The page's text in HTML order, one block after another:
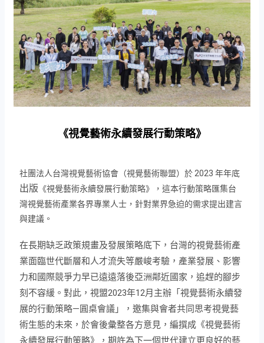
《視覺藝術永續發展行動策略》
社團法人台灣視覺藝術協會（視覺藝術聯盟）於 2023 年年底
出版 《視覺藝術永續發展行動策略》，這本行動策略匯集台
灣視覺藝術產業各界專業人士，針對業界急迫的需求提出建言
與建議。
在長期缺乏政策規畫及發展策略底下，台灣的視覺藝術產
業面臨世代斷層和人才流失等嚴峻考驗，產業發展、影響
力和國際競爭力早已遠遠落後亞洲鄰近國家，追趕的腳步
刻不容緩。對此，視盟2023年12月主辦「視覺藝術永續發
展的行動策略—圓桌會議」，邀集與會者共同思考視覺藝
術生態的未來，於會後彙整各方意見，編撰成《視覺藝術
永續發展行動策略》，期許為下一個世代建立更良好的藝